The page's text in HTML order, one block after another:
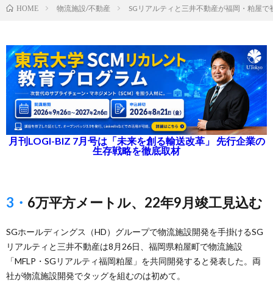
HOME 物流施設/不動産 SGリアルティと三井不動産が福岡・粕屋
月刊LOGI-BIZ 7月号は「未来を創る輸送改革」 先行企業の
生存戦略を徹底取材
3・6万平方メートル、22年9月竣工見込む
SGホールディングス（HD）グループで物流施設開発を手掛けるSG
リアルティと三井不動産は8月26日、福岡県粕屋町で物流施設
「MFLP・SGリアルティ福岡粕屋」を共同開発すると発表した。両
社が物流施設開発でタッグを組むのは初めて。